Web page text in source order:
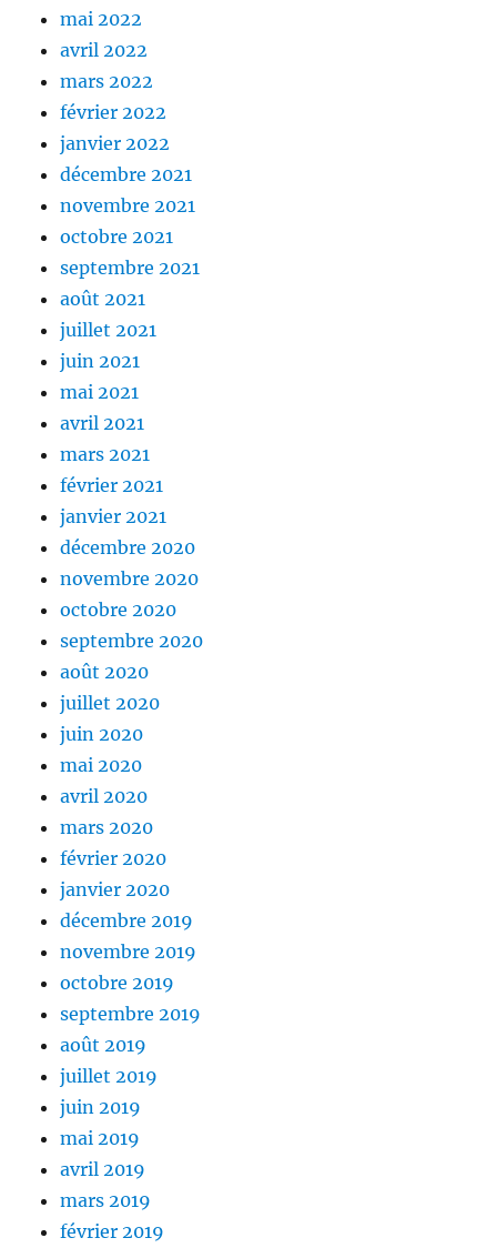
mai 2022
avril 2022
mars 2022
février 2022
janvier 2022
décembre 2021
novembre 2021
octobre 2021
septembre 2021
août 2021
juillet 2021
juin 2021
mai 2021
avril 2021
mars 2021
février 2021
janvier 2021
décembre 2020
novembre 2020
octobre 2020
septembre 2020
août 2020
juillet 2020
juin 2020
mai 2020
avril 2020
mars 2020
février 2020
janvier 2020
décembre 2019
novembre 2019
octobre 2019
septembre 2019
août 2019
juillet 2019
juin 2019
mai 2019
avril 2019
mars 2019
février 2019